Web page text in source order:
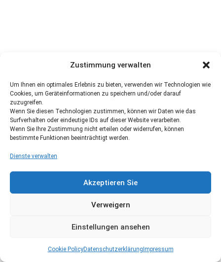
Zustimmung verwalten
Um Ihnen ein optimales Erlebnis zu bieten, verwenden wir Technologien wie
Cookies, um Geräteinformationen zu speichern und/oder darauf
zuzugreifen.
Wenn Sie diesen Technologien zustimmen, können wir Daten wie das
Surfverhalten oder eindeutige IDs auf dieser Website verarbeiten.
Wenn Sie Ihre Zustimmung nicht erteilen oder widerrufen, können
bestimmte Funktionen beeinträchtigt werden.
Dienste verwalten
Akzeptieren Sie
Verweigern
Einstellungen ansehen
Cookie PolicyDatenschutzerklärung Impressum